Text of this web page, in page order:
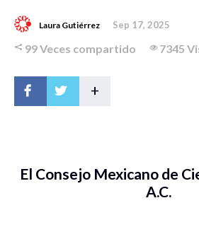
Laura Gutiérrez Sep 17, 2025
99 Veces compartido 7345
+
El Consejo Mexicano de
A.C.